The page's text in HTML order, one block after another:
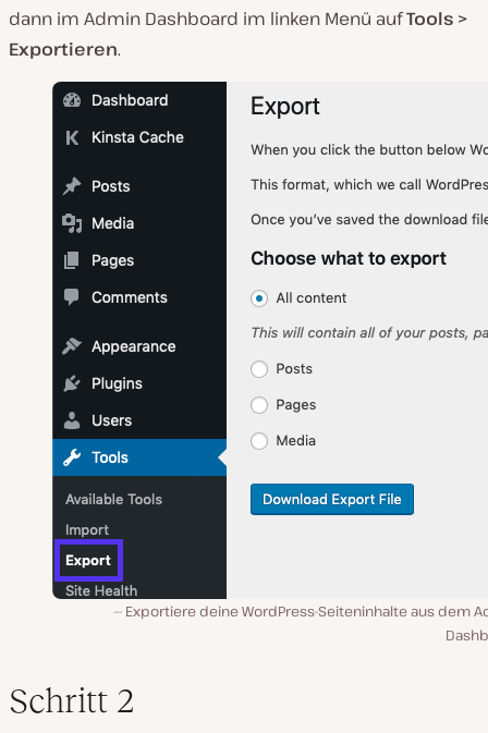
dann im Admin Dashboard im linken Menü aufTools >
Exportieren.
Exportiere deine WordPress-Seiteninhalte aus dem
Schritt 2